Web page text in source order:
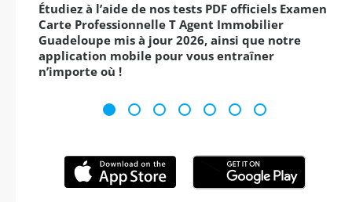
Étudiez à l’aide de nos tests PDF officiels Examen
Carte Professionnelle T Agent Immobilier
Guadeloupe mis à jour 2026, ainsi que notre
application mobile pour vous entraîner
n’importe où !